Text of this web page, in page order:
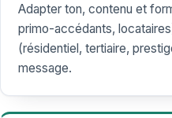
Adapter ton, contenu et
primo-accédants,
(résidentiel, tertiaire,
message.